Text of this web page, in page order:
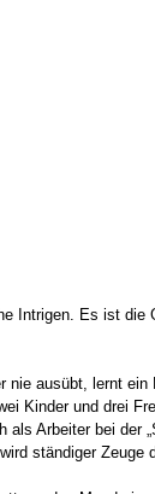
Intrigen. Es ist die
nie ausübt, lernt ein
Kinder und drei
Arbeiter bei der
ständiger Zeuge